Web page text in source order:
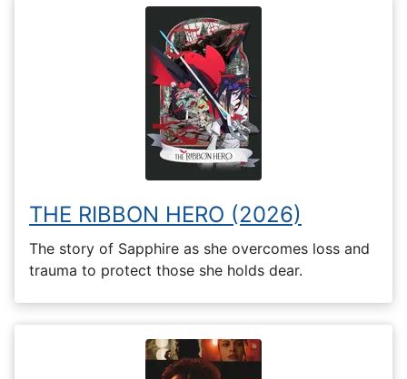
THE RIBBON HERO (2026)
The story of Sapphire as she overcomes loss and
trauma to protect those she holds dear.